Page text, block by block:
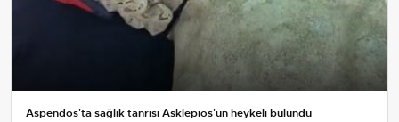
Aspendos'ta sağlık tanrısı Asklepios'un heykeli bulundu